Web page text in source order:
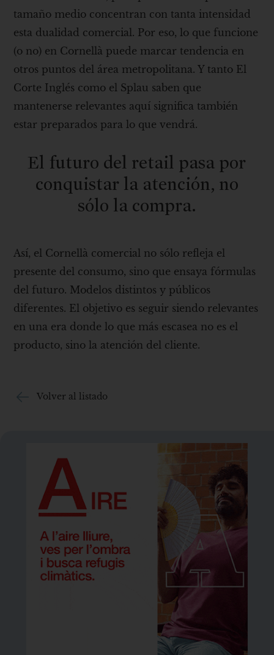
tamaño medio concentran con tanta intensidad
esta dualidad comercial. Por eso, lo que funcione
(o no) en Cornellà puede marcar tendencia en
otros puntos del área metropolitana. Y tanto El
Corte Inglés como el Splau saben que
mantenerse relevantes aquí significa también
estar preparados para lo que vendrá.
El futuro del retail pasa por
conquistar la atención, no
sólo la compra.
Así, el Cornellà comercial no sólo refleja el
presente del consumo, sino que ensaya fórmulas
del futuro. Modelos distintos y públicos
diferentes. El objetivo es seguir siendo relevantes
en una era donde lo que más escasea no es el
producto, sino la atención del cliente.
Volver al listado